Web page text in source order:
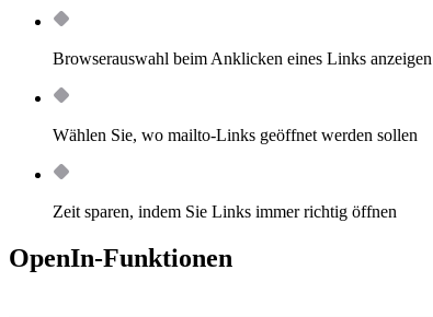
Browserauswahl beim Anklicken eines Links anzeigen
Wählen Sie, wo mailto-Links geöffnet werden sollen
Zeit sparen, indem Sie Links immer richtig öffnen
OpenIn-Funktionen